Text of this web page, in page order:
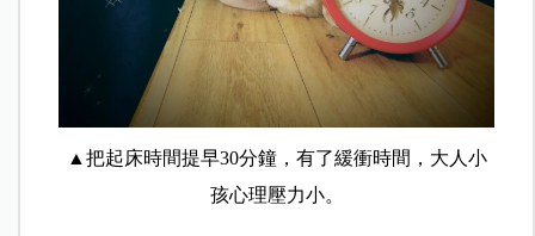
▲把起床時間提早30分鐘，有了緩衝時間，大人小
孩心理壓力小。